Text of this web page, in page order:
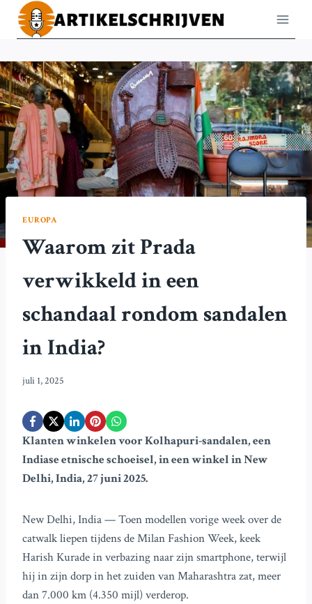
Doorgaan
naar
EUROPA
Waarom zit Prada
verwikkeld in een
schandaal rondom sandalen
in India?
juli 1, 2025
Klanten winkelen voor Kolhapuri-sandalen, een
Indiase etnische schoeisel, in een winkel in New
Delhi, India, 27 juni 2025.
New Delhi, India — Toen modellen vorige week over de
catwalk liepen tijdens de Milan Fashion Week, keek
Harish Kurade in verbazing naar zijn smartphone, terwijl
hij in zijn dorp in het zuiden van Maharashtra zat, meer
dan 7.000 km (4.350 mijl) verderop.